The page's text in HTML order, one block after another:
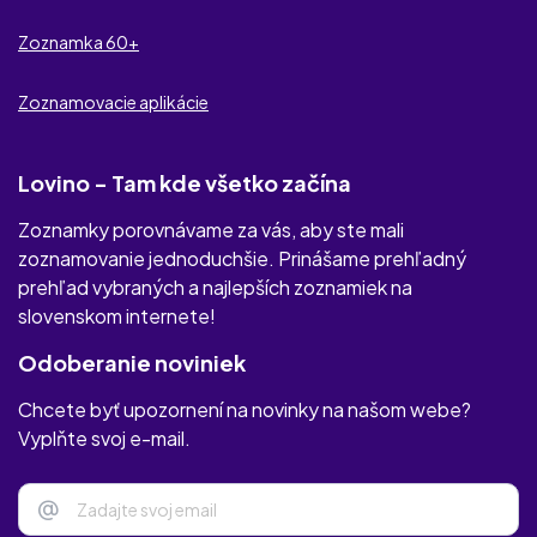
Partner Na Úrovni
ErotickeKontakty.com
Zoznamka 60+
Zoznamovacie aplikácie
Lovino - Tam kde všetko začína
Zoznamky porovnávame za vás, aby ste mali
zoznamovanie jednoduchšie. Prinášame prehľadný
prehľad vybraných a najlepších zoznamiek na
slovenskom internete!
Odoberanie noviniek
Chcete byť upozornení na novinky na našom webe?
Vyplňte svoj e-mail.
@